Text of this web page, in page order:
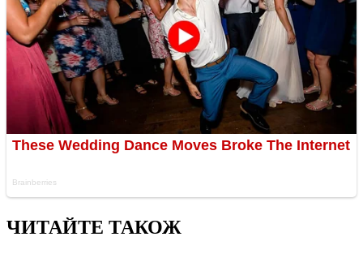
ЧИТАЙТЕ ТАКОЖ